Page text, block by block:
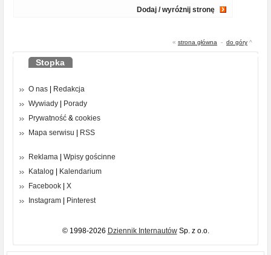
Dodaj / wyróżnij stronę
« strona główna - do góry ^
Stopka
O nas | Redakcja
Wywiady | Porady
Prywatność & cookies
Mapa serwisu | RSS
Reklama | Wpisy gościnne
Katalog | Kalendarium
Facebook | X
Instagram | Pinterest
© 1998-2026 Dziennik InternautówSp. z o.o.